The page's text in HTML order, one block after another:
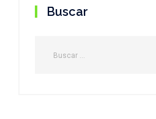
Buscar